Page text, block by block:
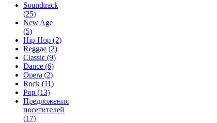
Soundtrack
(25)
New Age
(5)
Hip-Hop (2)
Reggae (2)
Classic (9)
Dance (6)
Opera (2)
Rock (11)
Pop (13)
Предложения
посетителей
(17)